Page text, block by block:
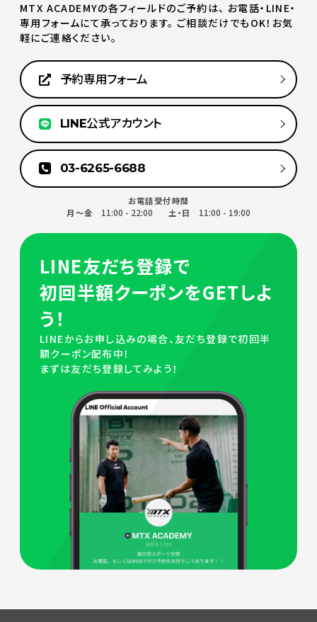
MTX ACADEMYの各フィールドのご予約は、 お電話・LINE・
専用フォームにて承っております。 ご相談だけでもOK！お気
軽にご連絡ください。
予約専用フォーム
LINE公式アカウント
03-6265-6688
お電話受付時間
月～金
11:00 - 22:00 土・日 11:00 - 19:00
LINE友だち登録で
初回半額クーポンをGETしよ
う！
LINEからお申し込みの場合、友だち登録で初回半
額クーポン配布中！
まずは友だち登録してみよう！